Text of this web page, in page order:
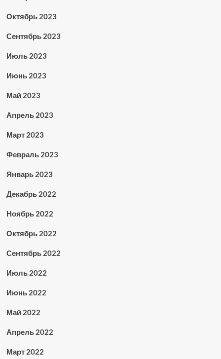
Октябрь 2023
Сентябрь 2023
Июль 2023
Июнь 2023
Май 2023
Апрель 2023
Март 2023
Февраль 2023
Январь 2023
Декабрь 2022
Ноябрь 2022
Октябрь 2022
Сентябрь 2022
Июль 2022
Июнь 2022
Май 2022
Апрель 2022
Март 2022